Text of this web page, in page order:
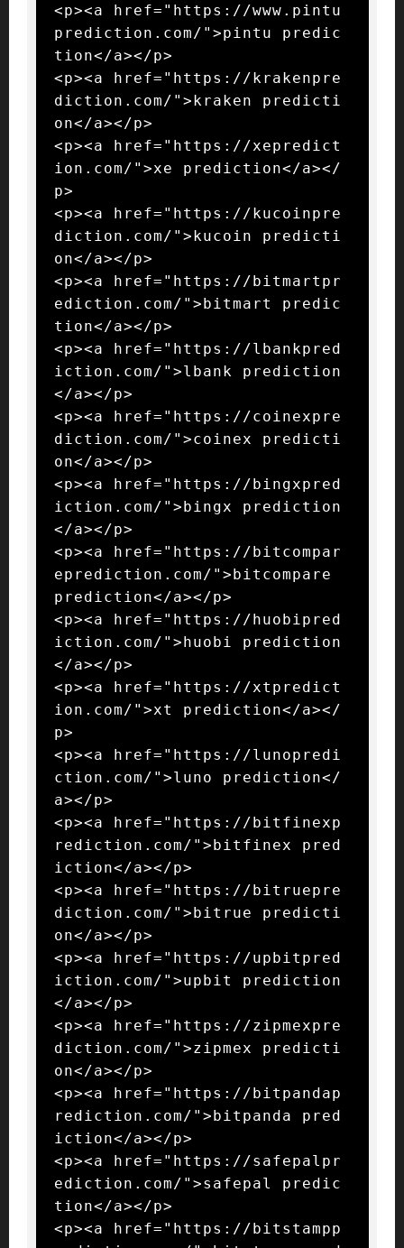
<p><a href="https://www.pintu
prediction.com/">pintu predic
tion</a></p>
<p><a href="https://krakenpre
diction.com/">kraken predicti
on</a></p>
<p><a href="https://xepredict
ion.com/">xe prediction</a></
p>
<p><a href="https://kucoinpre
diction.com/">kucoin predicti
on</a></p>
<p><a href="https://bitmartpr
ediction.com/">bitmart predic
tion</a></p>
<p><a href="https://lbankpred
iction.com/">lbank prediction
</a></p>
<p><a href="https://coinexpre
diction.com/">coinex predicti
on</a></p>
<p><a href="https://bingxpred
iction.com/">bingx prediction
</a></p>
<p><a href="https://bitcompar
eprediction.com/">bitcompare
prediction</a></p>
<p><a href="https://huobipred
iction.com/">huobi prediction
</a></p>
<p><a href="https://xtpredict
ion.com/">xt prediction</a></
p>
<p><a href="https://lunopredi
ction.com/">luno prediction</
a></p>
<p><a href="https://bitfinexp
rediction.com/">bitfinex pred
iction</a></p>
<p><a href="https://bitruepre
diction.com/">bitrue predicti
on</a></p>
<p><a href="https://upbitpred
iction.com/">upbit prediction
</a></p>
<p><a href="https://zipmexpre
diction.com/">zipmex predicti
on</a></p>
<p><a href="https://bitpandap
rediction.com/">bitpanda pred
iction</a></p>
<p><a href="https://safepalpr
ediction.com/">safepal predic
tion</a></p>
<p><a href="https://bitstampp